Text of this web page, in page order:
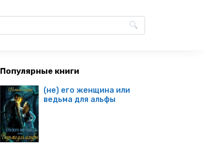
Популярные книги
(не) его женщина или
ведьма для альфы